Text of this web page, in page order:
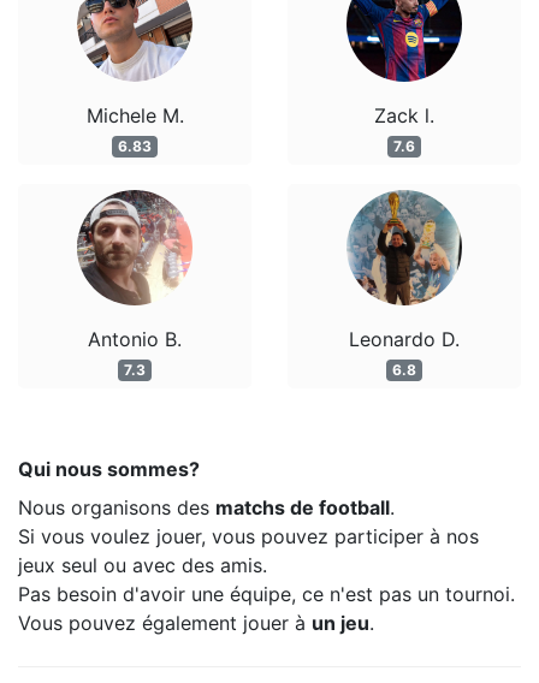
Michele M.
6.83
Antonio B.
7.3
Zack l.
7.6
Leonardo D.
6.8
Qui nous sommes?
Nous organisons des matchs de football.
Si vous voulez jouer, vous pouvez participer à nos
jeux seul ou avec des amis.
Pas besoin d'avoir une équipe, ce n'est pas un tournoi.
Vous pouvez également jouer à un jeu.